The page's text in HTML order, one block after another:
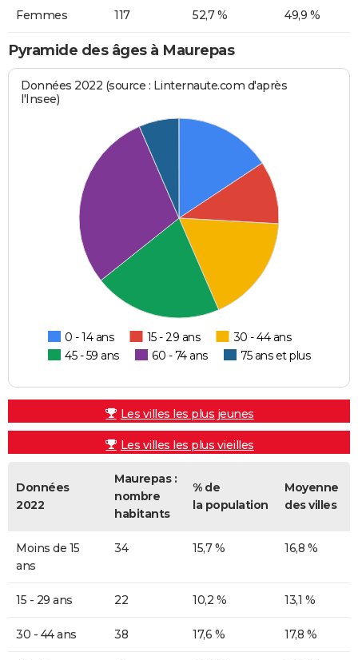
Femmes 117 52,7 % 49,9 %
Pyramide des âges à Maurepas
Données 2022 (source : Linternaute.com d'après
l'Insee)
0 - 14 ans 15 - 29 ans
30 - 44 ans
45 - 59 ans
60 - 74 ans 75 ans et plus
Les villes les plus jeunes
Les villes les plus vieilles
Données
2022
Maurepas :
nombre
habitants
% de
la population
Moyenne
des villes
Moins de 15
ans
34 15,7 % 16,8 %
15 - 29 ans 22 10,2 % 13,1 %
30 - 44 ans 38 17,6 % 17,8 %